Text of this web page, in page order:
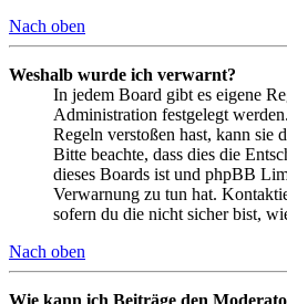
Nach oben
Weshalb wurde ich verwarnt?
In jedem Board gibt es eigene
Administration festgelegt
Regeln verstoßen hast, kann sie
Bitte beachte, dass dies die
dieses Boards ist und phpBB
Verwarnung zu tun hat.
sofern du die nicht sicher bist,
Nach oben